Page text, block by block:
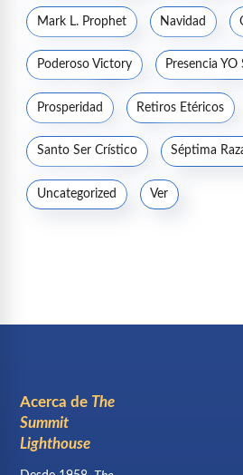
Mark L. Prophet Navidad
Poderoso Victory Presencia YO
Prosperidad Retiros Etéricos
Santo Ser Crístico Séptima
Uncategorized Ver
Acerca de The
Summit
Lighthouse